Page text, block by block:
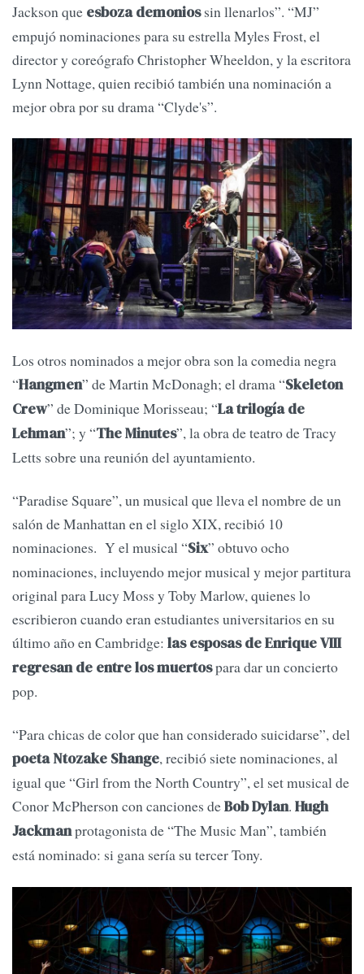
Jackson que esboza demoniossin llenarlos”. “MJ”
empujó nominaciones para su estrella Myles Frost, el
director y coreógrafo Christopher Wheeldon, y la escritora
Lynn Nottage, quien recibió también una nominación a
mejor obra por su drama “Clyde's”.
Los otros nominados a mejor obra son la comedia negra
“Hangmen” de Martin McDonagh; el drama “Skeleton
Crew” de Dominique Morisseau; “La trilogía de
Lehman”; y “The Minutes”, la obra de teatro de Tracy
Letts sobre una reunión del ayuntamiento.
“Paradise Square”, un musical que lleva el nombre de un
salón de Manhattan en el siglo XIX, recibió 10
nominaciones. Y el musical “Six” obtuvo ocho
nominaciones, incluyendo mejor musical y mejor partitura
original para Lucy Moss y Toby Marlow, quienes lo
escribieron cuando eran estudiantes universitarios en su
último año en Cambridge: las esposas de Enrique VIII
regresan de entre los muertospara dar un concierto
pop.
“Para chicas de color que han considerado suicidarse”, del
poeta Ntozake Shange, recibió siete nominaciones, al
igual que “Girl from the North Country”, el set musical de
Conor McPherson con canciones deBob Dylan. Hugh
Jackmanprotagonista de “The Music Man”, también
está nominado: si gana sería su tercer Tony.